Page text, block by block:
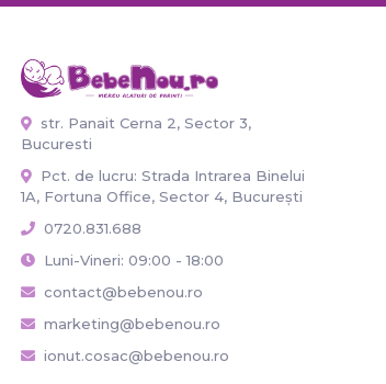
str. Panait Cerna 2, Sector 3,
Bucuresti
Pct. de lucru: Strada Intrarea Binelui
1A, Fortuna Office, Sector 4, București
0720.831.688
Luni-Vineri: 09:00 - 18:00
contact@bebenou.ro
marketing@bebenou.ro
ionut.cosac@bebenou.ro